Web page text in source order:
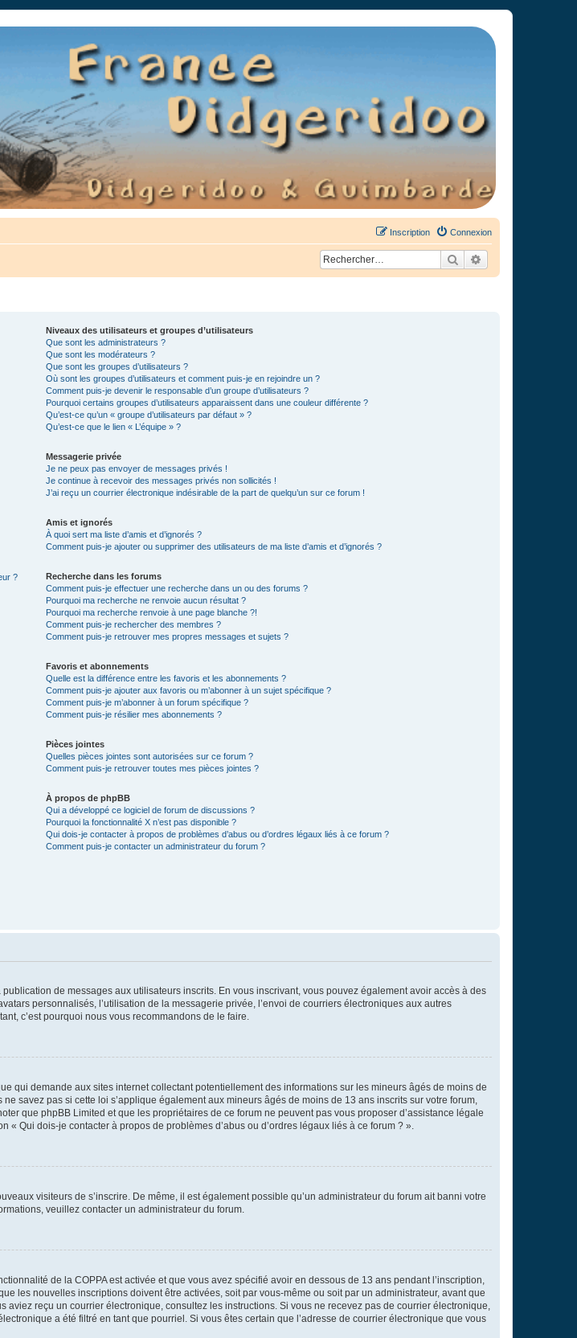
Connexion
Inscription
Rechercher
?
Niveaux des utilisateurs et groupes d’utilisateurs
Que sont les administrateurs ?
Que sont les modérateurs ?
Que sont les groupes d’utilisateurs ?
Où sont les groupes d’utilisateurs et comment puis-je en rejoindre un ?
Comment puis-je devenir le responsable d’un groupe d’utilisateurs ?
Pourquoi certains groupes d’utilisateurs apparaissent dans une couleur différente ?
Qu’est-ce qu’un « groupe d’utilisateurs par défaut » ?
Qu’est-ce que le lien « L’équipe » ?
Messagerie privée
Je ne peux pas envoyer de messages privés !
Je continue à recevoir des messages privés non sollicités !
J’ai reçu un courrier électronique indésirable de la part de quelqu’un sur ce forum !
Amis et ignorés
À quoi sert ma liste d’amis et d’ignorés ?
Comment puis-je ajouter ou supprimer des utilisateurs de ma liste d’amis et d’ignorés ?
Recherche dans les forums
Comment puis-je effectuer une recherche dans un ou des forums ?
Pourquoi ma recherche ne renvoie aucun résultat ?
Pourquoi ma recherche renvoie à une page blanche ?!
Comment puis-je rechercher des membres ?
Comment puis-je retrouver mes propres messages et sujets ?
Favoris et abonnements
Quelle est la différence entre les favoris et les abonnements ?
Comment puis-je ajouter aux favoris ou m’abonner à un sujet spécifique ?
Comment puis-je m’abonner à un forum spécifique ?
Comment puis-je résilier mes abonnements ?
Pièces jointes
Quelles pièces jointes sont autorisées sur ce forum ?
Comment puis-je retrouver toutes mes pièces jointes ?
À propos de phpBB
Qui a développé ce logiciel de forum de discussions ?
Pourquoi la fonctionnalité X n’est pas disponible ?
Qui dois-je contacter à propos de problèmes d’abus ou d’ordres légaux liés à ce forum ?
Comment puis-je contacter un administrateur du forum ?
de messages aux utilisateurs inscrits. En vous inscrivant, vous pouvez également avoir accès à des
personnalisés, l’utilisation de la messagerie privée, l’envoi de courriers électroniques aux autres
c’est pourquoi nous vous recommandons de le faire.
qui demande aux sites internet collectant potentiellement des informations sur les mineurs âgés de moins de
savez pas si cette loi s’applique également aux mineurs âgés de moins de 13 ans inscrits sur votre forum,
que phpBB Limited et que les propriétaires de ce forum ne peuvent pas vous proposer d’assistance légale
Qui dois-je contacter à propos de problèmes d’abus ou d’ordres légaux liés à ce forum ? ».
visiteurs de s’inscrire. De même, il est également possible qu’un administrateur du forum ait banni votre
veuillez contacter un administrateur du forum.
de la COPPA est activée et que vous avez spécifié avoir en dessous de 13 ans pendant l’inscription,
les nouvelles inscriptions doivent être activées, soit par vous-même ou soit par un administrateur, avant que
reçu un courrier électronique, consultez les instructions. Si vous ne recevez pas de courrier électronique,
a été filtré en tant que pourriel. Si vous êtes certain que l’adresse de courrier électronique que vous